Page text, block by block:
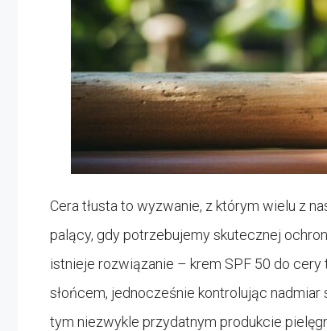
Cera tłusta to wyzwanie, z którym wielu z
palący, gdy potrzebujemy skutecznej
istnieje rozwiązanie – krem SPF 50 do
słońcem, jednocześnie kontrolując
tym niezwykle przydatnym produkcie